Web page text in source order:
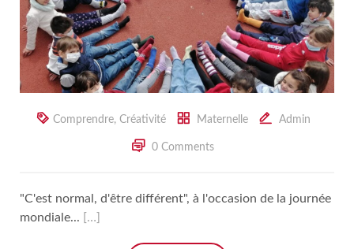
Comprendre, Créativité Maternelle Admin
0 Comments
"C'est normal, d'être différent", à l'occasion de la journée
mondiale...
[…]